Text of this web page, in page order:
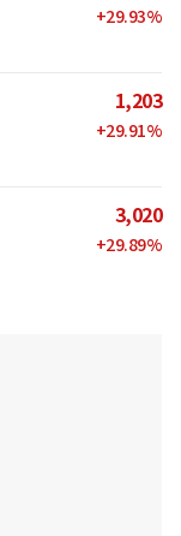
+29.93%
1,203
+29.91%
3,020
+29.89%